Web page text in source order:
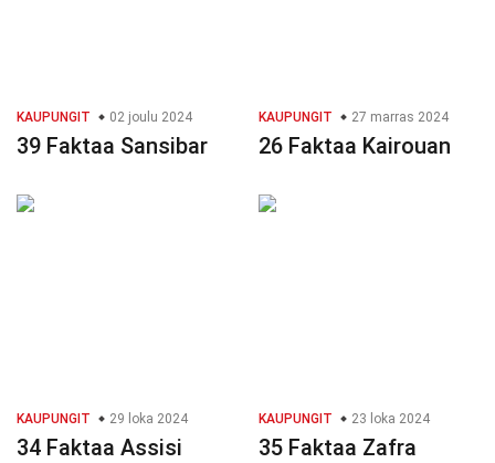
KAUPUNGIT 02 joulu 2024
39 Faktaa Sansibar
KAUPUNGIT 27 marras 2024
26 Faktaa Kairouan
KAUPUNGIT 29 loka 2024
34 Faktaa Assisi
KAUPUNGIT 23 loka 2024
35 Faktaa Zafra